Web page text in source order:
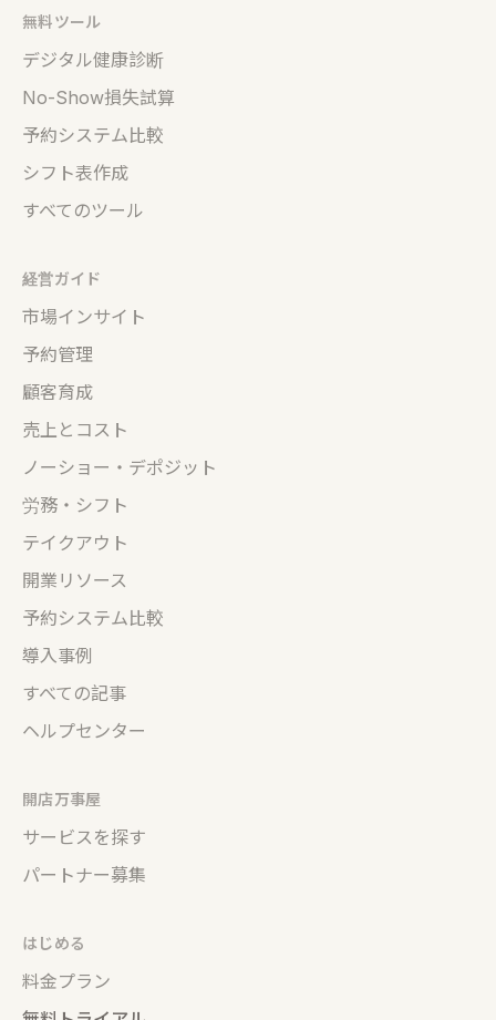
無料ツール
デジタル健康診断
No-Show損失試算
予約システム比較
シフト表作成
すべてのツール
経営ガイド
市場インサイト
予約管理
顧客育成
売上とコスト
ノーショー・デポジット
労務・シフト
テイクアウト
開業リソース
予約システム比較
導入事例
すべての記事
ヘルプセンター
開店万事屋
サービスを探す
パートナー募集
はじめる
料金プラン